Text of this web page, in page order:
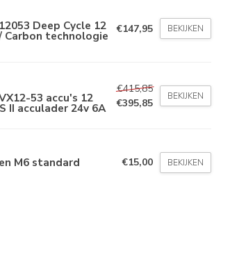
Deep Cycle 12
Carbon technologie €147,95 BEKIJKEN
53 accu's 12
II acculader 24v 6A
€415,85
€395,85
BEKIJKEN
M6 standard €15,00 BEKIJKEN